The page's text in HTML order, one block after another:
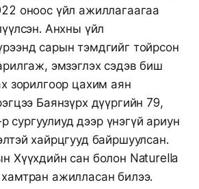
оноос үйл ажиллагаагаа
Анхны үйл
сарын тэмдгийг тойрсон
эмзэглэх сэдэв биш
зорилгоор цахим аян
Баянзүрх дүүргийн 79,
сургуулиуд дээр үнэгүй ариун
хайрцгууд байршуулсан.
Хүүхдийн сан болон Naturella
ажилласан билээ.